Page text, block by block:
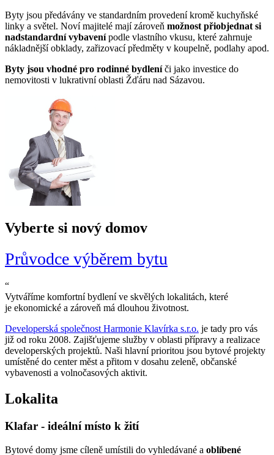
Byty jsou předávány ve standardním provedení kromě kuchyňské
linky a světel. Noví majitelé mají zároveň možnost přiobjednat si
nadstandardní vybavenípodle vlastního vkusu, které zahrnuje
nákladnější obklady, zařizovací předměty v koupelně, podlahy apod.
Byty jsou vhodné pro rodinné bydleníči jako investice do
nemovitosti v lukrativní oblasti Žďáru nad Sázavou.
Vyberte si nový domov
Průvodce výběrem bytu
“
Vytváříme komfortní bydlení ve skvělých lokalitách, které
je ekonomické a zároveň má dlouhou životnost.
Developerská společnost Harmonie Klavírka s.r.o. je tady pro vás
již od roku 2008. Zajišťujeme služby v oblasti přípravy a realizace
developerských projektů. Naši hlavní prioritou jsou bytové projekty
umístěné do center měst a přitom v dosahu zeleně, občanské
vybavenosti a volnočasových aktivit.
Lokalita
Klafar - ideální místo k žití
Bytové domy jsme cíleně umístili do vyhledávané a oblíbené